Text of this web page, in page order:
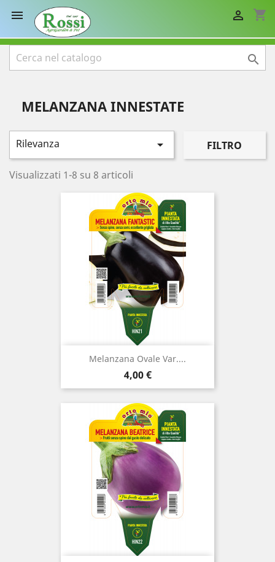
 shopping_cart


MELANZANA INNESTATE
Rilevanza  FILTRO
Visualizzati 1-8 su 8 articoli
Melanzana Ovale Var....
Prezzo
4,00 €